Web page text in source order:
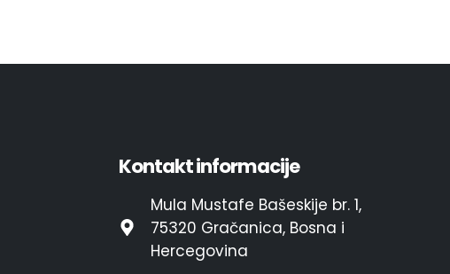
Kontakt informacije
Mula Mustafe Bašeskije br. 1,
75320 Gračanica, Bosna i
Hercegovina